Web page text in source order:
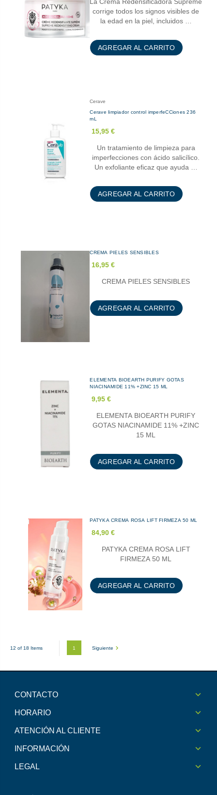
corrige todos los signos visibles de
la edad en la piel, incluidos …
AGREGAR AL CARRITO
Cerave
Cerave limpiador control imperfeCCiones 236
mL
15,95 €
Un tratamiento de limpieza para
imperfecciones con ácido salicílico.
Un exfoliante eficaz que ayuda …
AGREGAR AL CARRITO
CREMA PIELES SENSIBLES
16,95 €
CREMA PIELES SENSIBLES
AGREGAR AL CARRITO
ELEMENTA BIOEARTH PURIFY GOTAS
NIACINAMIDE 11% +ZINC 15 ML
9,95 €
ELEMENTA BIOEARTH PURIFY
GOTAS NIACINAMIDE 11% +ZINC
15 ML
AGREGAR AL CARRITO
PATYKA CREMA ROSA LIFT FIRMEZA 50 ML
84,90 €
PATYKA CREMA ROSA LIFT
FIRMEZA 50 ML
AGREGAR AL CARRITO
12 of 18 Items 1 Siguiente
CONTACTO
HORARIO
ATENCIÓN AL CLIENTE
INFORMACIÓN
LEGAL